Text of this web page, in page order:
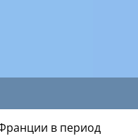
в период